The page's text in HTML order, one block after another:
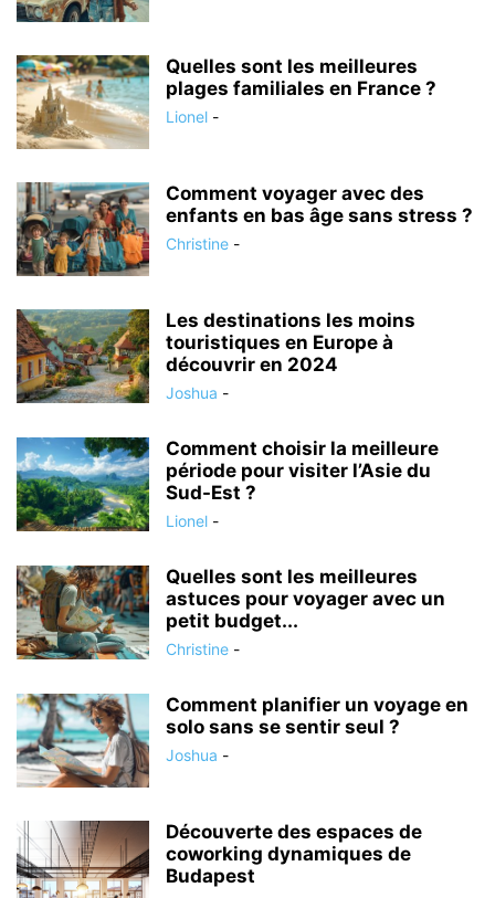
Quelles sont les meilleures
plages familiales en France ?
Lionel -
Comment voyager avec des
enfants en bas âge sans stress ?
Christine -
Les destinations les moins
touristiques en Europe à
découvrir en 2024
Joshua -
Comment choisir la meilleure
période pour visiter l’Asie du
Sud-Est ?
Lionel -
Quelles sont les meilleures
astuces pour voyager avec un
petit budget...
Christine -
Comment planifier un voyage en
solo sans se sentir seul ?
Joshua -
Découverte des espaces de
coworking dynamiques de
Budapest